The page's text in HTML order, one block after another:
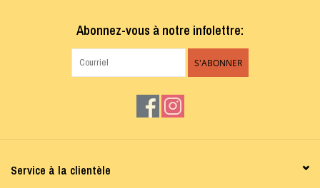
Abonnez-vous à notre infolettre:
S'ABONNER
Service à la clientèle